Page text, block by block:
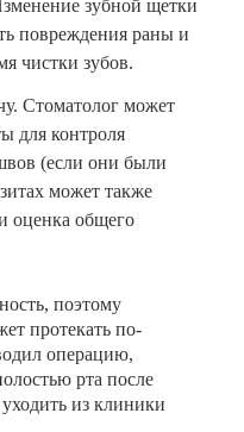
зубной щетки
повреждения раны и
чистки зубов.
Стоматолог может
для контроля
(если они были
может также
оценка общего
поэтому
протекать по-
операцию,
рта после
из клиники